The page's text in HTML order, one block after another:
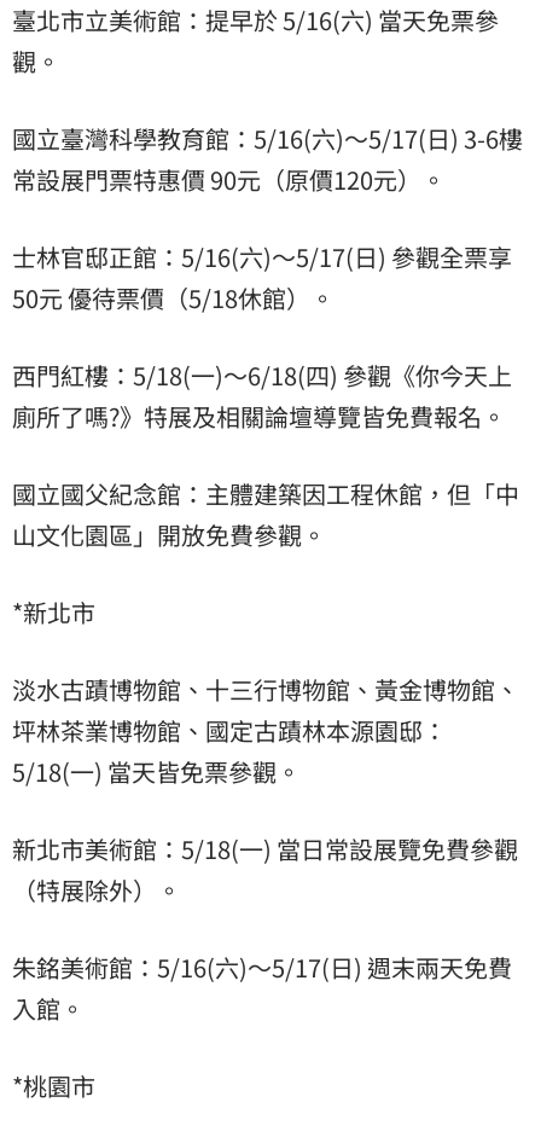
臺北市立美術館：提早於 5/16(六) 當天免票參
觀。
國立臺灣科學教育館：5/16(六)～5/17(日) 3-6樓
常設展門票特惠價 90元（原價120元）。
士林官邸正館：5/16(六)～5/17(日) 參觀全票享
50元 優待票價（5/18休館）。
西門紅樓：5/18(一)～6/18(四) 參觀《你今天上
廁所了嗎?》特展及相關論壇導覽皆免費報名。
國立國父紀念館：主體建築因工程休館，但「中
山文化園區」開放免費參觀。
*新北市
淡水古蹟博物館、十三行博物館、黃金博物館、
坪林茶業博物館、國定古蹟林本源園邸：
5/18(一) 當天皆免票參觀。
新北市美術館：5/18(一) 當日常設展覽免費參觀
（特展除外）。
朱銘美術館：5/16(六)～5/17(日) 週末兩天免費
入館。
*桃園市